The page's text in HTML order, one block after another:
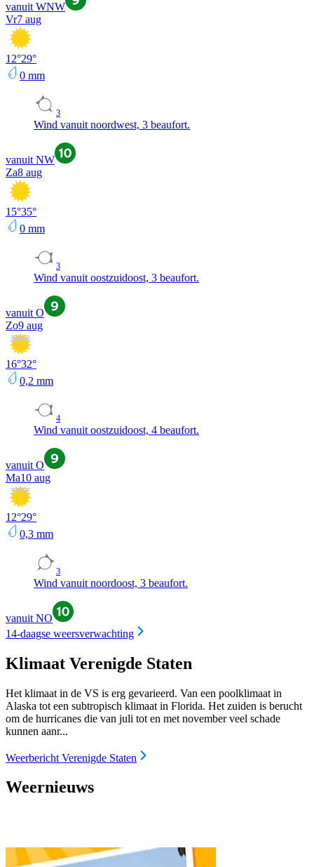
vanuit WNW
Vr7 aug
12°29°
0 mm
3
Wind vanuit noordwest, 3 beaufort.
vanuit NW
Za8 aug
15°35°
0 mm
3
Wind vanuit oostzuidoost, 3 beaufort.
vanuit O
Zo9 aug
16°32°
0,2 mm
4
Wind vanuit oostzuidoost, 4 beaufort.
vanuit O
Ma10 aug
12°29°
0,3 mm
3
Wind vanuit noordoost, 3 beaufort.
vanuit NO
14-daagse weersverwachting
Klimaat Verenigde Staten
Het klimaat in de VS is erg gevarieerd. Van een poolklimaat in
Alaska tot een subtropisch klimaat in Florida. Het zuiden is berucht
om de hurricanes die van juli tot en met november veel schade
kunnen aanr...
Weerbericht Verenigde Staten
Weernieuws